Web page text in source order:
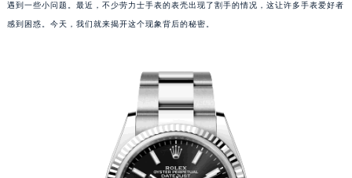
遇到一些小问题。最近，不少劳力士手表的表壳出现了割手的情况，这让许多手表爱好者
感到困惑。今天，我们就来揭开这个现象背后的秘密。